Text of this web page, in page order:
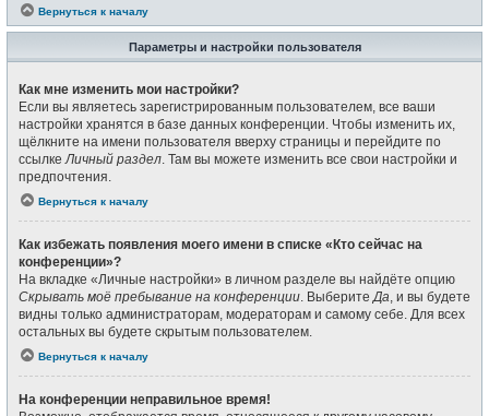
Вернуться к началу
Параметры и настройки пользователя
Как мне изменить мои настройки?
Если вы являетесь зарегистрированным пользователем, все ваши
настройки хранятся в базе данных конференции. Чтобы изменить их,
щёлкните на имени пользователя вверху страницы и перейдите по
ссылкеЛичный раздел. Там вы можете изменить все свои настройки и
предпочтения.
Вернуться к началу
Как избежать появления моего имени в списке «Кто сейчас на
конференции»?
На вкладке «Личные настройки» в личном разделе вы найдёте опцию
Скрывать моё пребывание на конференции. ВыберитеДа, и вы будете
видны только администраторам, модераторам и самому себе. Для всех
остальных вы будете скрытым пользователем.
Вернуться к началу
На конференции неправильное время!